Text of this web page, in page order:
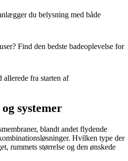
du belysning med både
Find den bedste badeoplevelse for
fra starten af
systemer
blandt andet flydende
Hvilken type der
rummets størrelse og den ønskede